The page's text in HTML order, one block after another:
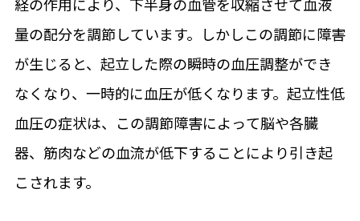
量の配分を調節しています。しかしこの調節に障害
が生じると、起立した際の瞬時の血圧調整ができ
なくなり、一時的に血圧が低くなります。起立性低
血圧の症状は、この調節障害によって脳や各臓
器、筋肉などの血流が低下することにより引き起
こされます。